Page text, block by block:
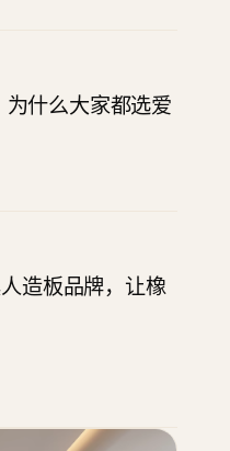
什么大家都选爱
造板品牌，让橡